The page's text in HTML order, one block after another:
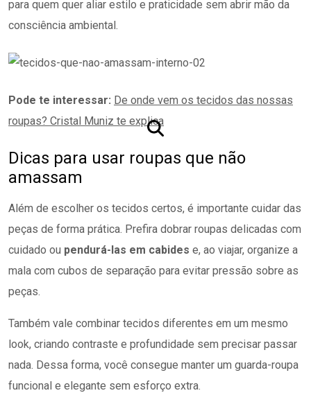
para quem quer aliar estilo e praticidade sem abrir mão da
consciência ambiental.
Pode te interessar: De onde vem os tecidos das nossas
roupas? Cristal Muniz te explica
Dicas para usar roupas que não
amassam
Além de escolher os tecidos certos, é importante cuidar das
peças de forma prática. Prefira dobrar roupas delicadas com
cuidado ou pendurá-las em cabides e, ao viajar, organize a
mala com cubos de separação para evitar pressão sobre as
peças.
Também vale combinar tecidos diferentes em um mesmo
look, criando contraste e profundidade sem precisar passar
nada. Dessa forma, você consegue manter um guarda-roupa
funcional e elegante sem esforço extra.